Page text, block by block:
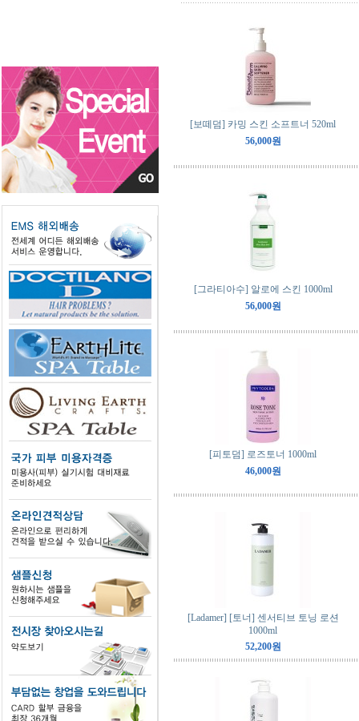
[보떼덤] 카밍 스킨 소프트너 520ml
56,000원
[그라티아수] 알로에 스킨 1000ml
56,000원
[피토덤] 로즈토너 1000ml
46,000원
[Ladamer] [토너] 센서티브 토닝 로션
1000ml
52,200원